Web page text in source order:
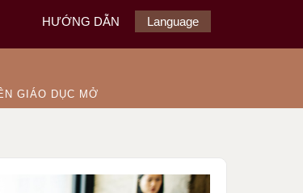
HƯỚNG DẪN Language
GIÁO DỤC MỞ